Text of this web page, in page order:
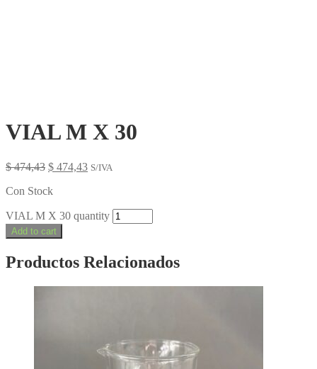
VIAL M X 30
$474,43 $ 474,43 S/IVA
Con Stock
VIAL M X 30 quantity
Add to cart
Productos Relacionados